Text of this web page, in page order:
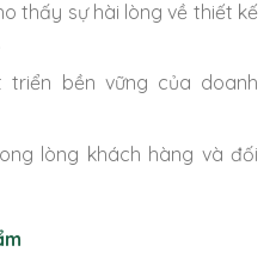
thấy sự hài lòng về thiết kế
bền vững của doanh
lòng khách hàng và đối